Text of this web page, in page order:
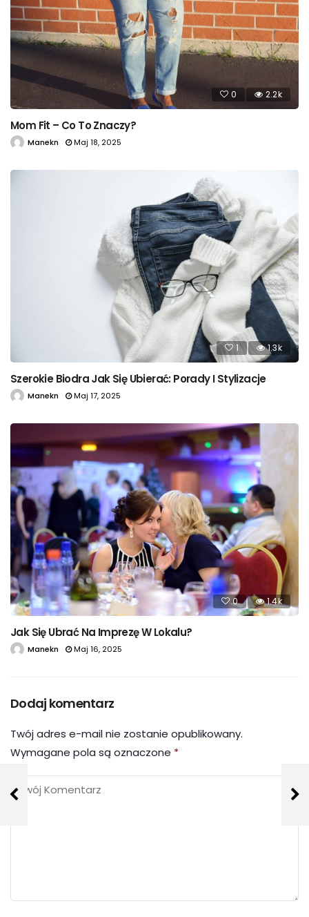
0 2.2k
Mom Fit – Co To Znaczy?
Manekn Maj 18, 2025
1 1.3k
Szerokie Biodra Jak Się Ubierać: Porady I Stylizacje
Manekn Maj 17, 2025
0 1.4k
Jak Się Ubrać Na Imprezę W Lokalu?
Manekn Maj 16, 2025
Dodaj komentarz
Twój adres e-mail nie zostanie opublikowany.
Wymagane pola są oznaczone *